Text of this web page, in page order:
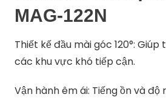
MAG-122N
Thiết kế đầu mài góc 120°:
các khu vực khó tiếp cận.
Vận hành êm ái: Tiếng ồn và